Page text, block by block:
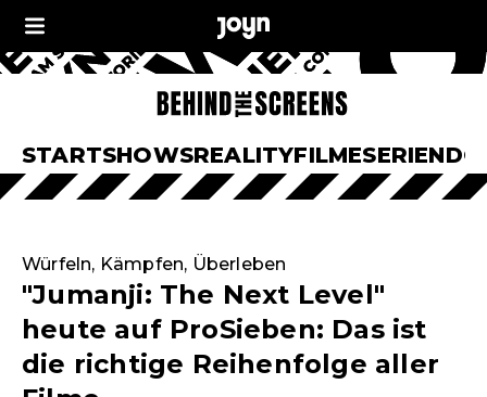
STARTSHOWSREALITYFILMESERIEN
Würfeln, Kämpfen, Überleben
"Jumanji: The Next Level"
heute auf ProSieben: Das ist
die richtige Reihenfolge aller